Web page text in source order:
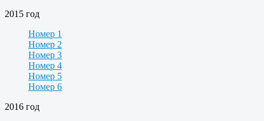
2015 год
Номер 1
Номер 2
Номер 3
Номер 4
Номер 5
Номер 6
2016 год